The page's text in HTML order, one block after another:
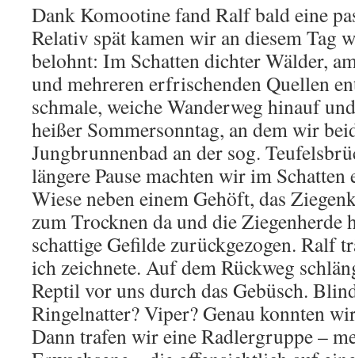
Dank Komootine fand Ralf bald eine
Relativ spät kamen wir an diesem Tag
belohnt: Im Schatten dichter Wälder,
und mehreren erfrischenden Quellen
schmale, weiche Wanderweg hinauf
heißer Sommersonntag, an dem wir
Jungbrunnenbad an der sog.
längere Pause machten wir im
Wiese neben einem Gehöft, das
zum Trocknen da und die Ziegenherde
schattige Gefilde zurückgezogen. Ralf
ich zeichnete. Auf dem Rückweg
Reptil vor uns durch das Gebüsch.
Ringelnatter? Viper? Genau konnten
Dann trafen wir eine Radlergruppe –